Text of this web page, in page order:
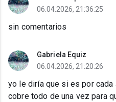
06.04.2026, 21:36:25
sin comentarios
Gabriela Equiz
06.04.2026, 21:20:26
yo le diría que si es por
cobre todo de una vez para